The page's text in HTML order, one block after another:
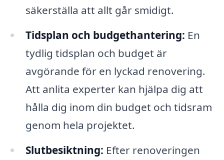
säkerställa att allt går smidigt.
Tidsplan och budgethantering: En
tydlig tidsplan och budget är
avgörande för en lyckad renovering.
Att anlita experter kan hjälpa dig att
hålla dig inom din budget och tidsram
genom hela projektet.
Slutbesiktning: Efter renoveringen